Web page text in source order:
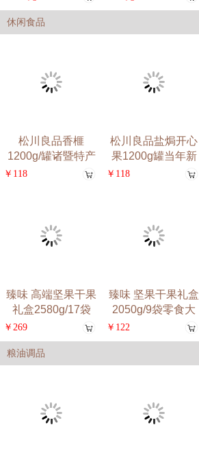
休闲食品
松川良品香榧
1200g/罐诸暨特产
￥118
松川良品盐焗开心
果1200g罐当年新
￥118
臻味 高端坚果干果
礼盒2580g/17袋
￥269
臻味 坚果干果礼盒
2050g/9袋零食大
￥122
粮油调品